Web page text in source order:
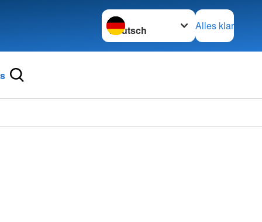
Sprache wechseln zu
Alles klar